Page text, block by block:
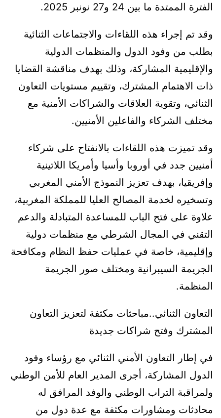
الفترة الممتدة ما بين 24 و27 نونبر 2025.
وقد تم إجراء هذه اللقاءات والاجتماعات الثنائية
بطلب من وفود الدول والمنظمات الدولية
والإقليمية المشاركة، وذلك بهدف مناقشة القضايا
ذات الاهتمام المشترك، وتقييم مستويات التعاون
الثنائي، وتقوية العلاقات والشراكات الأمنية مع
مختلف الشركاء والفاعلين الأمنيين.
وقد تميزت هذه اللقاءات بالانفتاح على شركاء
أمنيين جدد في أوروبا وأسيا وأمريكا اللاتينية
وإفريقيا، بهدف تعزيز النموذج الأمني المغربي
وتسخيره لخدمة المصالح العليا للمملكة المغربية،
علاوة على فتح الباب للمساعدة المتبادلة والدعم
التقني في المجال الشرطي مع منظمات دولية
وإقليمية، خاصة في عمليات حفظ النظام ومكافحة
الجريمة السيبرانية ومختلف صور الجريمة
المنظمة.
التعاون الثنائي..مباحثات مكثفة لتعزيز التعاون
المشترك وفتح شراكات جديدة
في إطار التعاون الأمني الثنائي مع رؤساء وفود
الدول المشاركة، أجرى المدير العام للأمن الوطني
ولمراقبة التراب الوطني والوفد المرافق له
محادثات ومشاورات مكثفة مع عدة دول من